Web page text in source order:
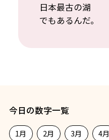
日本最古の湖
でもあるんだ。
今日の数字一覧
1月 2月 3月 4月